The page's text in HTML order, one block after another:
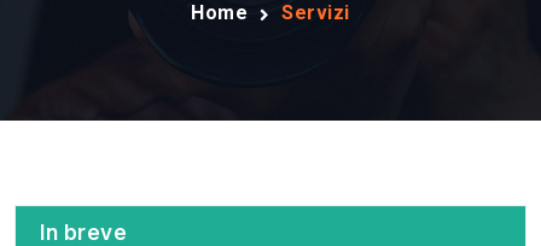
Home Servizi
In breve